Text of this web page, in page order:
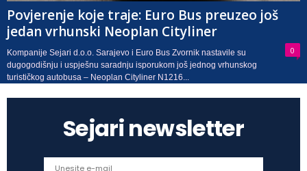
Povjerenje koje traje: Euro Bus preuzeo još
jedan vrhunski Neoplan Cityliner
0
Kompanije Sejari d.o.o. Sarajevo i Euro Bus Zvornik nastavile su
dugogodišnju i uspješnu saradnju isporukom još jednog vrhunskog
turističkog autobusa – Neoplan Cityliner N1216...
Sejari newsletter